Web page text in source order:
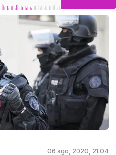
06 ago, 2020, 21:04